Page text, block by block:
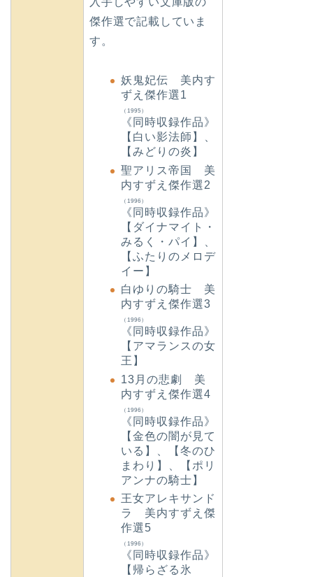
傑作選で記載していま
す。
妖鬼妃伝 美内す
ずえ傑作選1
（1995）
《同時収録作品》
【白い影法師】、
【みどりの炎】
聖アリス帝国 美
内すずえ傑作選2
（1996）
《同時収録作品》
【ダイナマイト・
みるく・パイ】、
【ふたりのメロデ
イー】
白ゆりの騎士 美
内すずえ傑作選3
（1996）
《同時収録作品》
【アマランスの女
王】
13月の悲劇 美
内すずえ傑作選4
（1996）
《同時収録作品》
【金色の闇が見て
いる】、【冬のひ
まわり】、【ポリ
アンナの騎士】
王女アレキサンド
ラ 美内すずえ傑
作選5
（1996）
《同時収録作品》
【帰らざる氷